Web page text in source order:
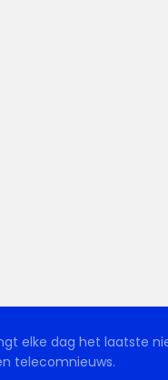
elke dag het laatste
telecomnieuws.